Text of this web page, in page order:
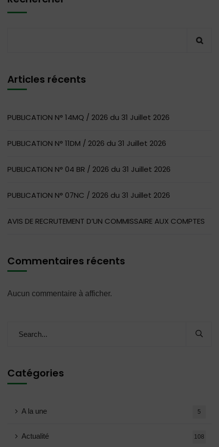
Articles récents
PUBLICATION N° 14MQ / 2026 du 31 Juillet 2026
PUBLICATION N° 11DM / 2026 du 31 Juillet 2026
PUBLICATION N° 04 BR / 2026 du 31 Juillet 2026
PUBLICATION N° 07NC / 2026 du 31 Juillet 2026
AVIS DE RECRUTEMENT D’UN COMMISSAIRE AUX COMPTES
Commentaires récents
Aucun commentaire à afficher.
Catégories
A la une 5
Actualité 108